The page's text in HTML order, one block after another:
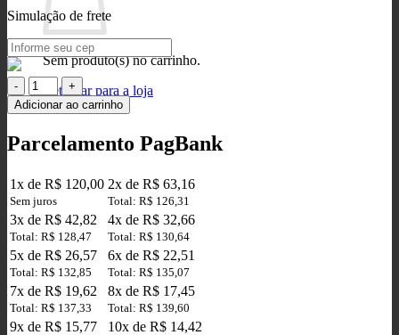
Sem produto(s) no carrinho.
Retornar para a loja
Simulação de frete
Divisor
de
Sorvete
Balde
quantidade
Adicionar ao carrinho
Parcelamento PagBank
1x de R$ 120,00
Sem juros
2x de R$ 63,16
Total: R$ 126,31
3x de R$ 42,82
Total: R$ 128,47
4x de R$ 32,66
Total: R$ 130,64
5x de R$ 26,57
Total: R$ 132,85
6x de R$ 22,51
Total: R$ 135,07
7x de R$ 19,62
Total: R$ 137,33
8x de R$ 17,45
Total: R$ 139,60
9x de R$ 15,77 10x de R$ 14,42